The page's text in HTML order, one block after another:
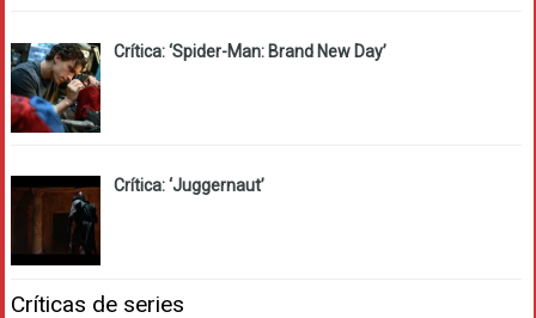
Crítica: ‘Spider-Man: Brand New Day’
Crítica: ‘Juggernaut’
Críticas de series